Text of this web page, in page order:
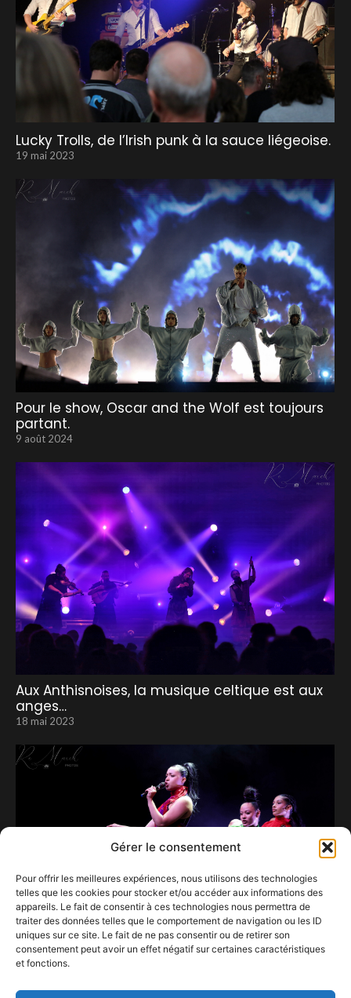
Gérer le consentement
Pour offrir les meilleures expériences, nous utilisons des technologies
telles que les cookies pour stocker et/ou accéder aux informations des
appareils. Le fait de consentir à ces technologies nous permettra de
traiter des données telles que le comportement de navigation ou les ID
uniques sur ce site. Le fait de ne pas consentir ou de retirer son
consentement peut avoir un effet négatif sur certaines caractéristiques
et fonctions.
Lucky Trolls, de l’Irish punk à la sauce liégeoise.
19 mai 2023
Pour le show, Oscar and the Wolf est toujours
partant.
9 août 2024
Aux Anthisnoises, la musique celtique est aux
anges…
18 mai 2023
14 juin 2025